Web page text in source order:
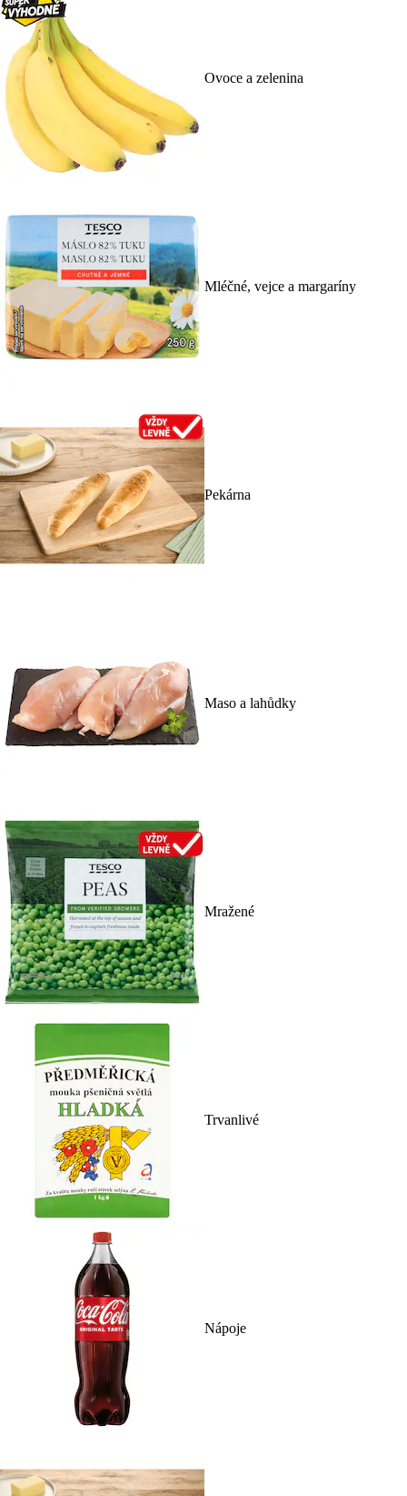
Ovoce a zelenina
Mléčné, vejce a margaríny
Pekárna
Maso a lahůdky
Mražené
Trvanlivé
Nápoje